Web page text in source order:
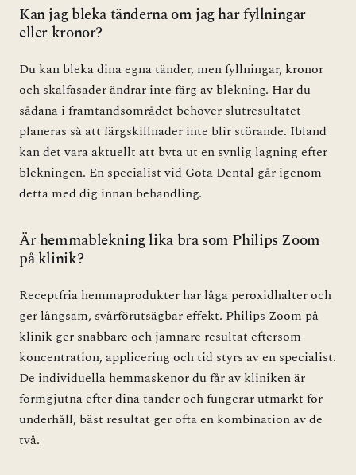
Kan jag bleka tänderna om jag har fyllningar
eller kronor?
Du kan bleka dina egna tänder, men fyllningar, kronor
och skalfasader ändrar inte färg av blekning. Har du
sådana i framtandsområdet behöver slutresultatet
planeras så att färgskillnader inte blir störande. Ibland
kan det vara aktuellt att byta ut en synlig lagning efter
blekningen. En specialist vid Göta Dental går igenom
detta med dig innan behandling.
Är hemmablekning lika bra som Philips Zoom
på klinik?
Receptfria hemmaprodukter har låga peroxidhalter och
ger långsam, svårförutsägbar effekt. Philips Zoom på
klinik ger snabbare och jämnare resultat eftersom
koncentration, applicering och tid styrs av en specialist.
De individuella hemmaskenor du får av kliniken är
formgjutna efter dina tänder och fungerar utmärkt för
underhåll, bäst resultat ger ofta en kombination av de
två.